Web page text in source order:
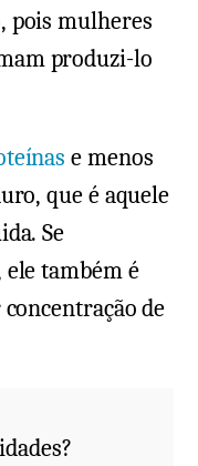
pois mulheres
produzi-lo
e menos
que é aquele
Se
também é
de